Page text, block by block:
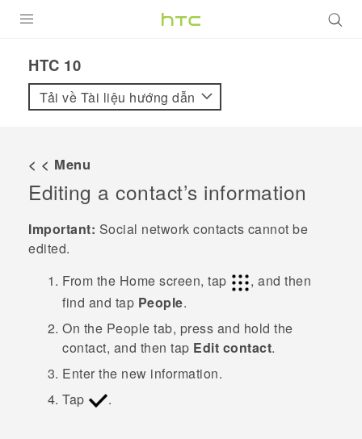
VIVE
VIVERSE
ỨNG DỤNG
HỖ TRỢ
HTC 10‎
Tải về Tài liệu hướng dẫn
< < Menu
Editing a contact’s information
Important: Social network contacts cannot be
edited.
From the Home screen, tap
, and then
find and tap People.
On the People tab, press and hold the
contact, and then tap Edit contact.
Enter the new information.
Tap
.